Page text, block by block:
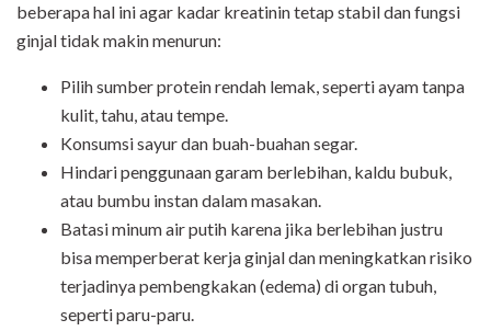
beberapa hal ini agar kadar kreatinin tetap stabil dan fungsi
ginjal tidak makin menurun:
Pilih sumber protein rendah lemak, seperti ayam tanpa
kulit, tahu, atau tempe.
Konsumsi sayur dan buah-buahan segar.
Hindari penggunaan garam berlebihan, kaldu bubuk,
atau bumbu instan dalam masakan.
Batasi minum air putih karena jika berlebihan justru
bisa memperberat kerja ginjal dan meningkatkan risiko
terjadinya pembengkakan (edema) di organ tubuh,
seperti paru-paru.